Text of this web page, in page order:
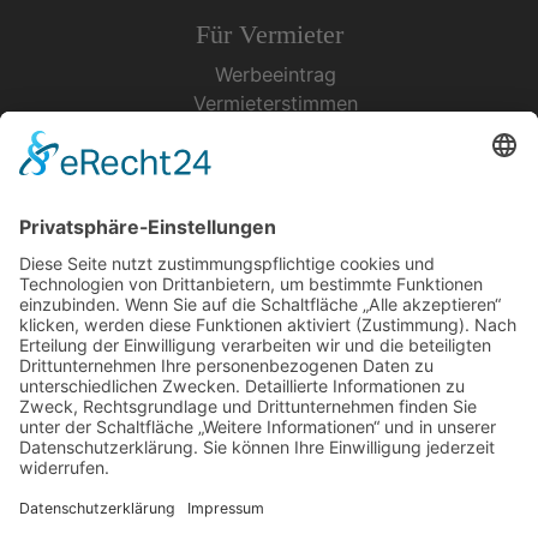
Für Vermieter
Werbeeintrag
Vermieterstimmen
Urlaubsservice
Bücher, Karten & CD's
Ihre Anreise
Wetter
Links
Nutzungsbedingungen
Datenschutz